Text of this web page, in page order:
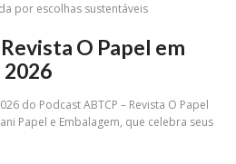
por escolhas sustentáveis
O Papel em
do Podcast ABTCP – Revista O Papel
Papel e Embalagem, que celebra seus